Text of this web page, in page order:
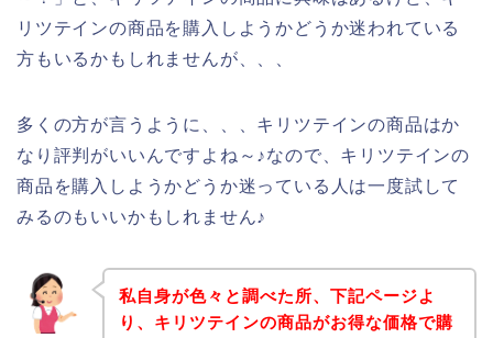
リツテインの商品を購入しようかどうか迷われている
方もいるかもしれませんが、、、
多くの方が言うように、、、キリツテインの商品はか
なり評判がいいんですよね～♪なので、キリツテインの
商品を購入しようかどうか迷っている人は一度試して
みるのもいいかもしれません♪
私自身が色々と調べた所、下記ページよ
り、キリツテインの商品がお得な価格で購